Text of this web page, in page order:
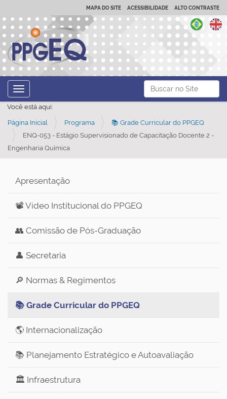
Busca
Busca Avançada…
MAPA DO SITE ACESSIBILIDADE ALTO CONTRASTE
Toggle navigation
Você está aqui:
Página Inicial Programa
📚 Grade Curricular do PPGEQ
ENQ-053 - Estágio Supervisionado de Capacitação Docente 2 -
Engenharia Química
Apresentação
📽️ Vídeo Institucional do PPGEQ
👥 Comissão de Pós-Graduação
👤 Secretaria
🔎 Normas & Regimentos
📚 Grade Curricular do PPGEQ
🌎 Internacionalização
📚 Planejamento Estratégico e Autoavaliação
🏛️ Infraestrutura